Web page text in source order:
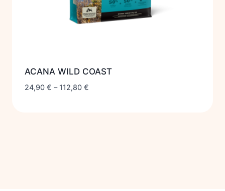
ACANA WILD COAST
24,90 € – 112,80 €